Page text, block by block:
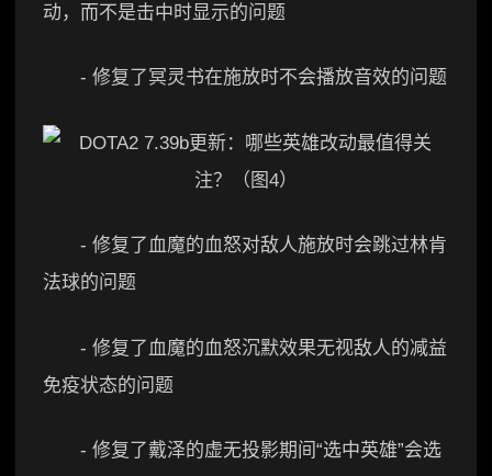
动，而不是击中时显示的问题
- 修复了冥灵书在施放时不会播放音效的问题
- 修复了血魔的血怒对敌人施放时会跳过林肯
法球的问题
- 修复了血魔的血怒沉默效果无视敌人的减益
免疫状态的问题
- 修复了戴泽的虚无投影期间“选中英雄”会选